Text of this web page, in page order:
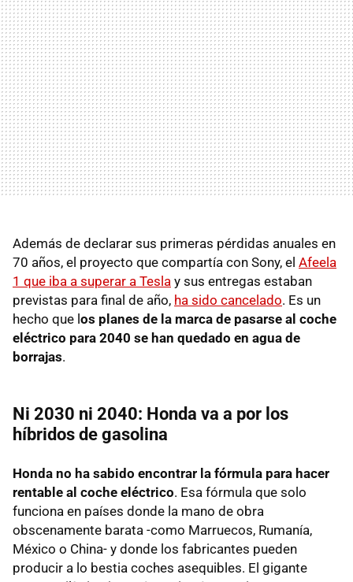
Además de declarar sus primeras pérdidas anuales en
70 años, el proyecto que compartía con Sony, el Afeela
1 que iba a superar a Tesla y sus entregas estaban
previstas para final de año, ha sido cancelado. Es un
hecho que l os planes de la marca de pasarse al coche
eléctrico para 2040 se han quedado en agua de
borrajas.
Ni 2030 ni 2040: Honda va a por los
híbridos de gasolina
Honda no ha sabido encontrar la fórmula para hacer
rentable al coche eléctrico. Esa fórmula que solo
funciona en países donde la mano de obra
obscenamente barata -como Marruecos, Rumanía,
México o China- y donde los fabricantes pueden
producir a lo bestia coches asequibles. El gigante